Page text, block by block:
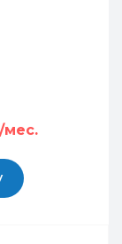
мес.